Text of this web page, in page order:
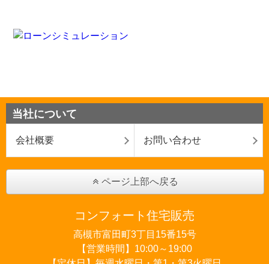
当社について
会社概要 お問い合わせ
ページ上部へ戻る
コンフォート住宅販売
高槻市富田町3丁目15番15号
【営業時間】10:00～19:00